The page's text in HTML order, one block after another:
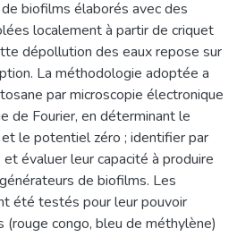
biofilms élaborés avec des
localement à partir de criquet
dépollution des eaux repose sur
La méthodologie adoptée a
par microscopie électronique
de Fourier, en déterminant le
le potentiel zéro ; identifier par
évaluer leur capacité à produire
de biofilms. Les
été testés pour leur pouvoir
(rouge congo, bleu de méthylène)